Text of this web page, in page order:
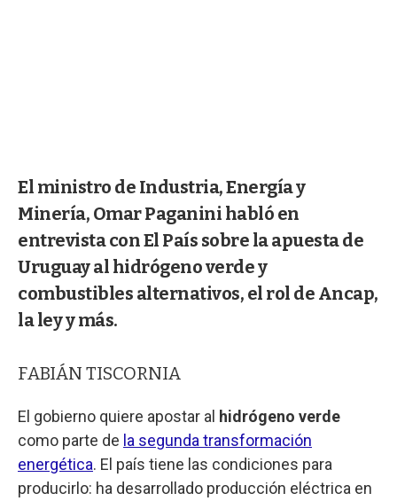
El ministro de Industria, Energía y
Minería, Omar Paganini habló en
entrevista con El País sobre la apuesta de
Uruguay al hidrógeno verde y
combustibles alternativos, el rol de Ancap,
la ley y más.
FABIÁN TISCORNIA
El gobierno quiere apostar al hidrógeno verde
como parte de la segunda transformación
energética. El país tiene las condiciones para
producirlo: ha desarrollado producción eléctrica en